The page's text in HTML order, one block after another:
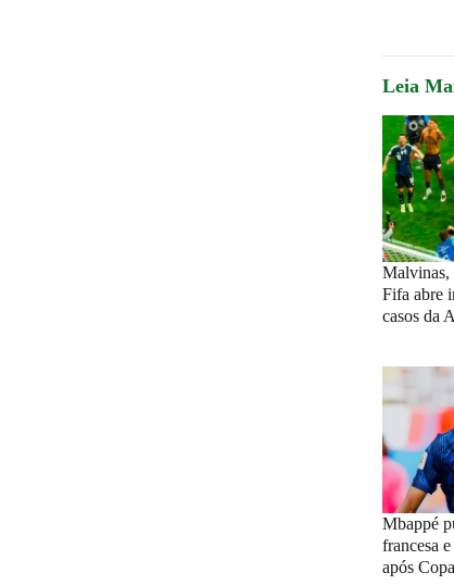
Leia
Malvinas,
Fifa abre
casos da
Mbappé
francesa
após